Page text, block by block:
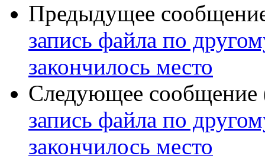
Предыдущее
запись файла по
закончилось место
Следующее сообщение
запись файла по
закончилось место